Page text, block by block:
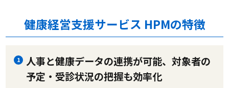
健康経営支援サービス HPMの特徴
1
人事と健康データの連携が可能、対象者の
予定・受診状況の把握も効率化